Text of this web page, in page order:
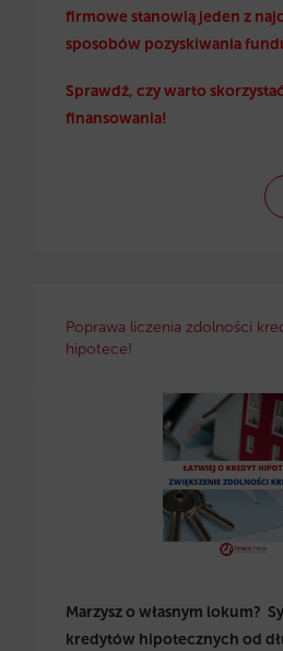
firmowe stanowią jeden z
sposobów pozyskiwania
Sprawdź, czy warto
finansowania!
Poprawa liczenia zdolności
hipotece!
Marzysz o własnym lokum?
kredytów hipotecznych od